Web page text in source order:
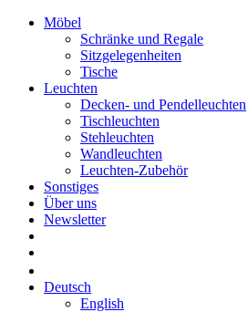
Möbel
Schränke und Regale
Sitzgelegenheiten
Tische
Leuchten
Decken- und Pendelleuchten
Tischleuchten
Stehleuchten
Wandleuchten
Leuchten-Zubehör
Sonstiges
Über uns
Newsletter
Deutsch
English